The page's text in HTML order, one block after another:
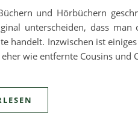
und Hörbüchern
unterscheiden, dass man
handelt. Inzwischen ist
wie entfernte Cousins und